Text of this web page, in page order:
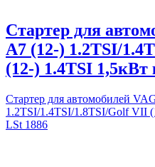
Стартер для
A7 (12-) 1.2TSI/
(12-) 1.4TSI
Стартер для автомобилей
1.2TSI/1.4TSI/1.8TSI/Golf VII
LSt 1886